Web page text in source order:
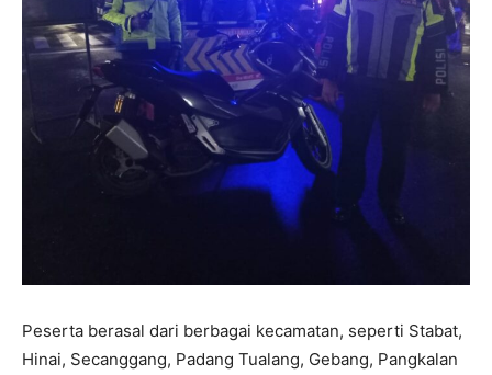
Peserta berasal dari berbagai kecamatan, seperti Stabat,
Hinai, Secanggang, Padang Tualang, Gebang, Pangkalan